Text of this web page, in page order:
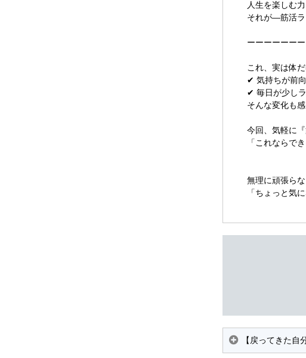
人生を楽しむ
それが―筋活
ーーーーーー
これ、実は体
✔ 気持ちが前
✔ 毎日が少し
そんな変化も
今回、気軽に
「これならで
無理に頑張ら
「ちょっと気
【戻ってきた